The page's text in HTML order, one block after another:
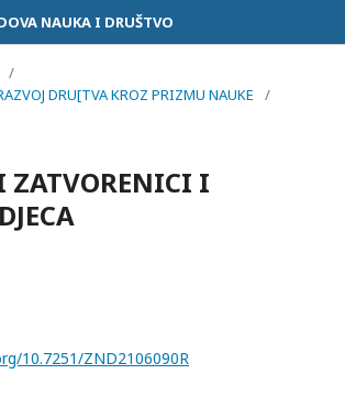
NAUKA I DRUŠTVO
/
DRU[TVA KROZ PRIZMU NAUKE
/
ZATVORENICI I
10.7251/ZND2106090R